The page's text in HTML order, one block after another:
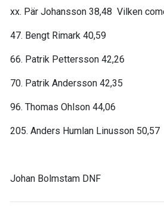
xx. Pär Johansson 38,48 Vilken
47. Bengt Rimark 40,59
66. Patrik Pettersson 42,26
70. Patrik Andersson 42,35
96. Thomas Ohlson 44,06
205. Anders Humlan Linusson 50,57
Johan Bolmstam DNF